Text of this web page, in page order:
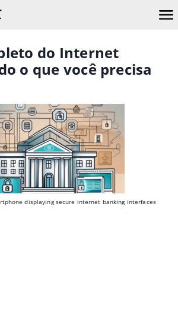
do Internet
o que você precisa
displaying secure internet banking interfaces